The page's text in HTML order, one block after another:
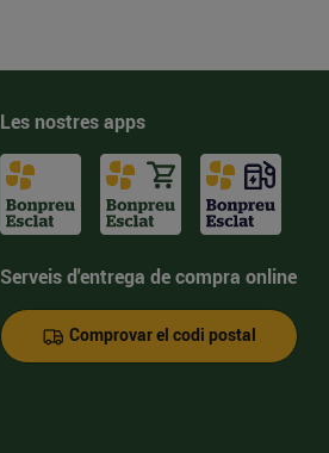
Les nostres apps
Serveis d'entrega de compra online
Comprovar el codi postal